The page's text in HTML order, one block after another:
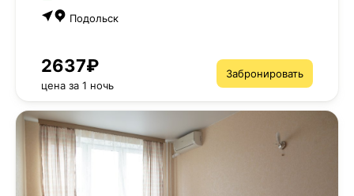
Подольск
2637₽
цена за 1 ночь
Забронировать